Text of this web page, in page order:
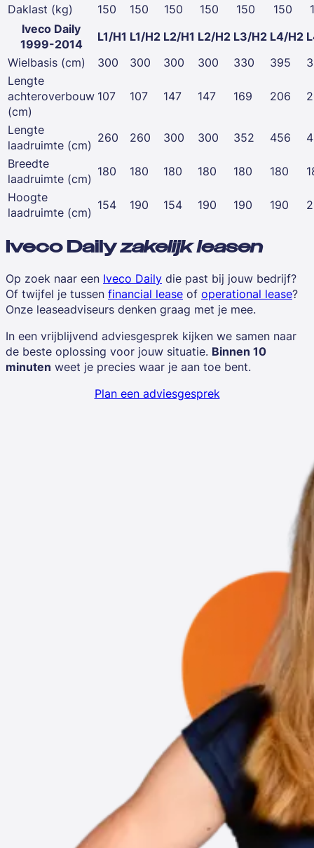
Daklast (kg)
150 150 150 150 150 150
Iveco Daily
1999-2014
L1/H1 L1/H2 L2/H1 L2/H2 L3/H2 L4/H2
Wielbasis (cm)
300 300 300 300 330 395
Lengte
achteroverbouw
(cm)
107 107 147 147 169 206
Lengte
laadruimte (cm) 260 260 300 300 352 456
Breedte
laadruimte (cm) 180 180 180 180 180 180
Hoogte
laadruimte (cm) 154 190 154 190 190 190
Iveco Dailyzakelijk leasen
Op zoek naar een Iveco Daily die past bij jouw bedrijf?
Of twijfel je tussen financial lease of operational lease?
Onze leaseadviseurs denken graag met je mee.
In een vrijblijvend adviesgesprek kijken we samen naar
de beste oplossing voor jouw situatie. Binnen 10
minuten weet je precies waar je aan toe bent.
Plan een adviesgesprek